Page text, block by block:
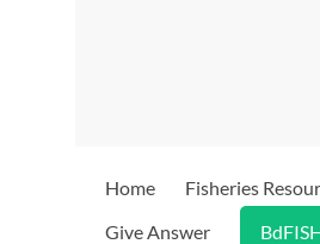
Home Fisheries
Give Answer